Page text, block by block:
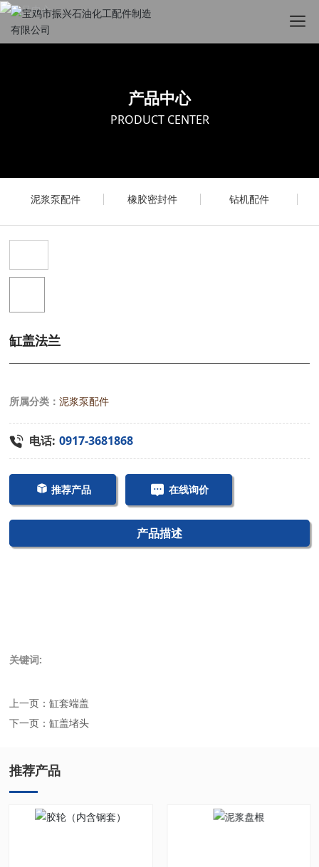
产品中心
PRODUCT CENTER
泥浆泵配件 橡胶密封件 钻机配件
缸盖法兰
所属分类：泥浆泵配件
电话: 0917-3681868
推荐产品 在线询价
产品描述
关键词:
上一页：缸套端盖
下一页：缸盖堵头
推荐产品